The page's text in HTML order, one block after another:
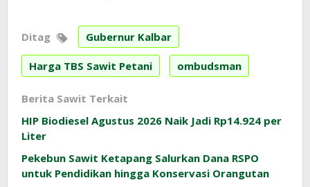
Ditag Gubernur Kalbar
Harga TBS Sawit Petani ombudsman
Berita Sawit Terkait
HIP Biodiesel Agustus 2026 Naik Jadi Rp14.924 per
Liter
Pekebun Sawit Ketapang Salurkan Dana RSPO
untuk Pendidikan hingga Konservasi Orangutan